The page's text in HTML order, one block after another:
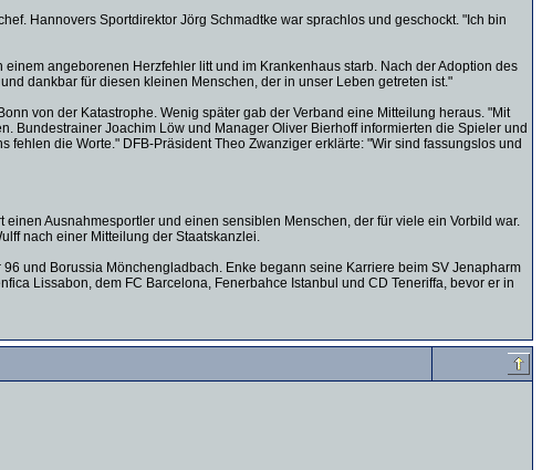
Hannovers Sportdirektor Jörg Schmadtke war sprachlos und geschockt. "Ich bin
angeborenen Herzfehler litt und im Krankenhaus starb. Nach der Adoption des
dankbar für diesen kleinen Menschen, der in unser Leben getreten ist."
von der Katastrophe. Wenig später gab der Verband eine Mitteilung heraus. "Mit
Bundestrainer Joachim Löw und Manager Oliver Bierhoff informierten die Spieler und
die Worte." DFB-Präsident Theo Zwanziger erklärte: "Wir sind fassungslos und
Ausnahmesportler und einen sensiblen Menschen, der für viele ein Vorbild war.
nach einer Mitteilung der Staatskanzlei.
und Borussia Mönchengladbach. Enke begann seine Karriere beim SV Jenapharm
Lissabon, dem FC Barcelona, Fenerbahce Istanbul und CD Teneriffa, bevor er in